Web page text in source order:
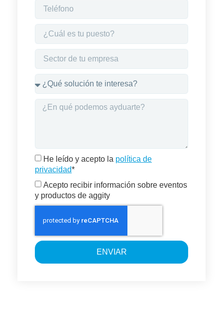
He leído y acepto la política de
privacidad*
Acepto recibir información sobre eventos
y productos de aggity
ENVIAR